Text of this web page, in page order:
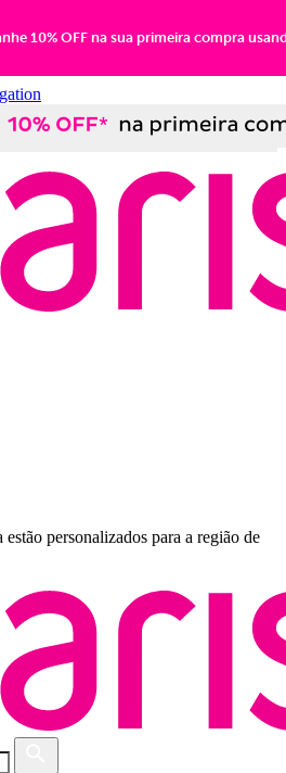
10% OFF na sua primeira compra
estão personalizados para a região de